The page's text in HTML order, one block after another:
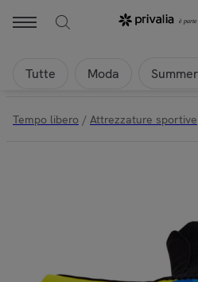
Tutte Moda
Tempo libero / Attrezzature sportive